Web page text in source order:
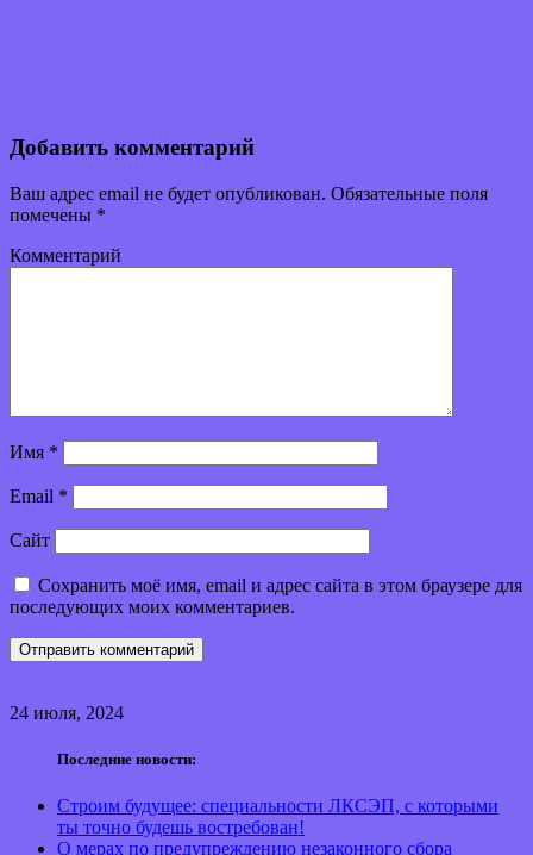
Добавить комментарий
Ваш адрес email не будет опубликован. Обязательные поля
помечены *
Комментарий
Имя *
Email *
Сайт
Сохранить моё имя, email и адрес сайта в этом браузере для
последующих моих комментариев.
24 июля, 2024
Последние новости:
Строим будущее: специальности ЛКСЭП, с которыми
ты точно будешь востребован!
О мерах по предупреждению незаконного сбора